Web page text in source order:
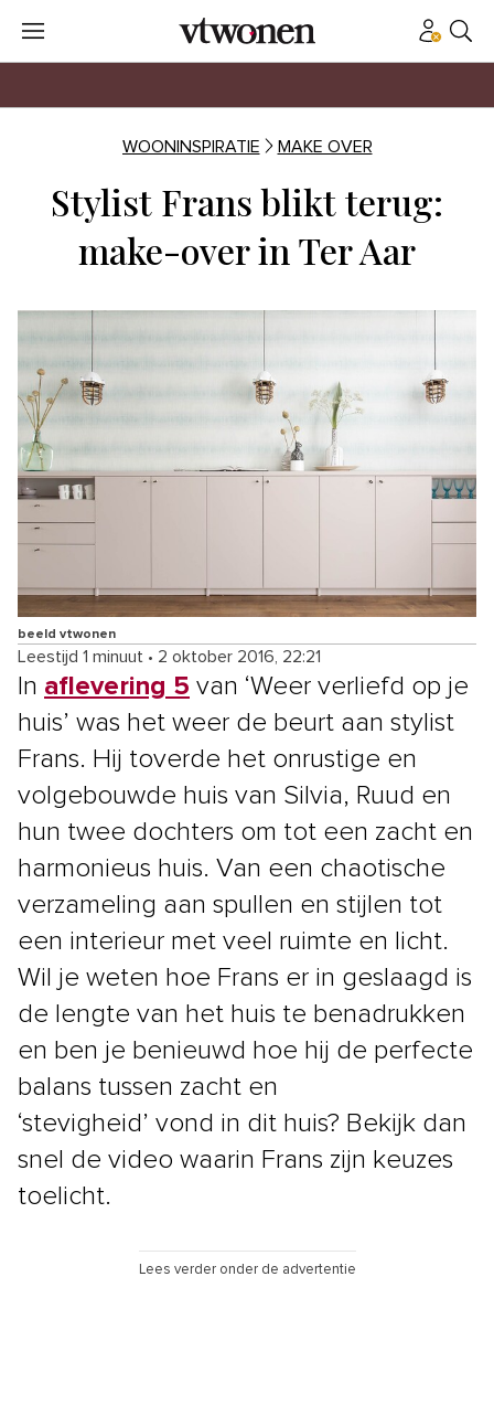
WOONINSPIRATIE MAKE OVER
Stylist Frans blikt terug:
make-over in Ter Aar
beeld vtwonen
Leestijd 1 minuut • 2 oktober 2016, 22:21
In aflevering 5 van ‘Weer verliefd op je
huis’ was het weer de beurt aan stylist
Frans. Hij toverde het onrustige en
volgebouwde huis van Silvia, Ruud en
hun twee dochters om tot een zacht en
harmonieus huis. Van een chaotische
verzameling aan spullen en stijlen tot
een interieur met veel ruimte en licht.
Wil je weten hoe Frans er in geslaagd is
de lengte van het huis te benadrukken
en ben je benieuwd hoe hij de perfecte
balans tussen zacht en
‘stevigheid’ vond in dit huis? Bekijk dan
snel de video waarin Frans zijn keuzes
toelicht.
Lees verder onder de advertentie